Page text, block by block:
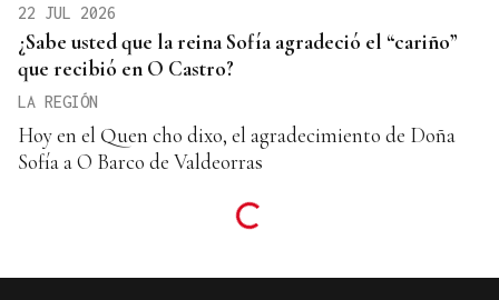
22 JUL 2026
¿Sabe usted que la reina Sofía agradeció el “cariño”
que recibió en O Castro?
LA REGIÓN
Hoy en el Quen cho dixo, el agradecimiento de Doña
Sofía a O Barco de Valdeorras